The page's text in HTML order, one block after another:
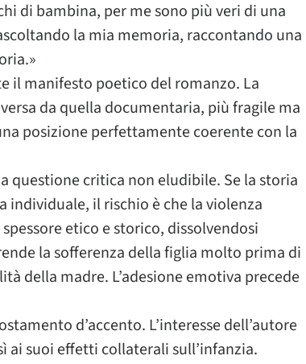
di bambina, per me sono più veri di una
la mia memoria, raccontando una
il manifesto poetico del romanzo. La
da quella documentaria, più fragile ma
posizione perfettamente coerente con la
questione critica non eludibile. Se la storia
il rischio è che la violenza
etico e storico, dissolvendosi
la sofferenza della figlia molto prima di
della madre. L’adesione emotiva precede
d’accento. L’interesse dell’autore
suoi effetti collaterali sull’infanzia.